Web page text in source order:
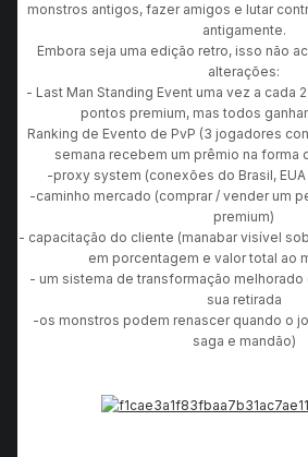
monstros antigos, fazer amigos e lutar
antigamente.
Embora seja uma edição retro, isso não
alterações:
- Last Man Standing Event uma vez a cada
pontos premium, mas todos
Ranking de Evento de PvP (3 jogadores
semana recebem um prêmio na forma
-proxy system (conexões do Brasil,
-caminho mercado (comprar / vender um
premium)
- capacitação do cliente (manabar visível
em porcentagem e valor total ao
- um sistema de transformação
sua retirada
-os monstros podem renascer quando o
saga e mandão)